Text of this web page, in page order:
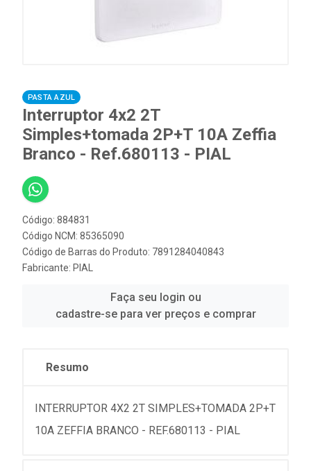
PASTA AZUL
Interruptor 4x2 2T
Simples+tomada 2P+T 10A Zeffia
Branco - Ref.680113 - PIAL
Código: 884831
Código NCM: 85365090
Código de Barras do Produto: 7891284040843
Fabricante: PIAL
Faça seu login ou
cadastre-se para ver preços e comprar
Resumo
INTERRUPTOR 4X2 2T SIMPLES+TOMADA 2P+T
10A ZEFFIA BRANCO - REF.680113 - PIAL